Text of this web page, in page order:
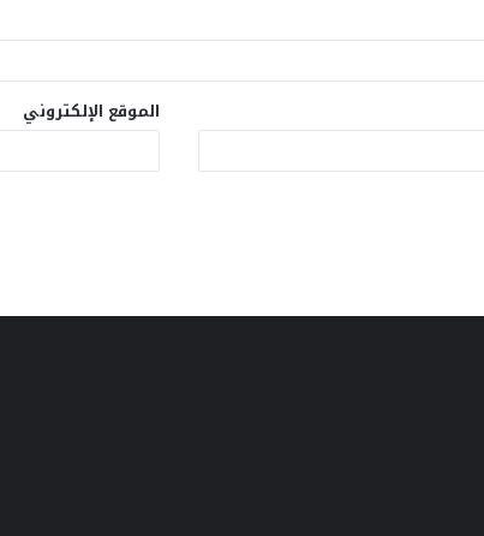
الموقع الإلكتروني